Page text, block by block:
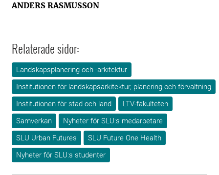
ANDERS RASMUSSON
Relaterade sidor:
Landskapsplanering och -arkitektur
Institutionen för landskapsarkitektur, planering och förvaltning
Institutionen för stad och land
LTV-fakulteten
Samverkan
Nyheter för SLU:s medarbetare
SLU Urban Futures
SLU Future One Health
Nyheter för SLU:s studenter